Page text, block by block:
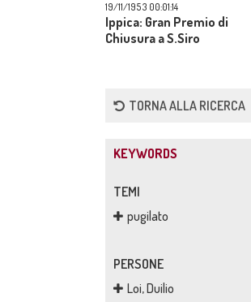
19/11/1953 00:01:14
Ippica: Gran Premio di
Chiusura a S.Siro
TORNA ALLA RICERCA
KEYWORDS
TEMI
pugilato
PERSONE
Loi, Duilio